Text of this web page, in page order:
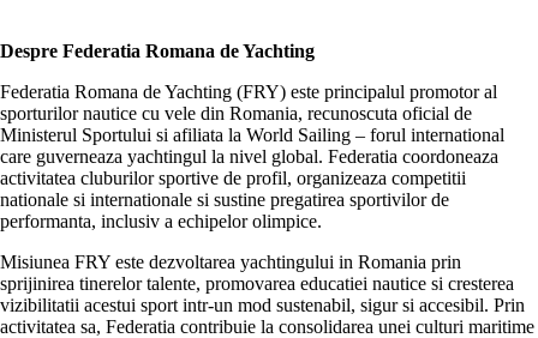
Despre Federatia Romana de Yachting
Federatia Romana de Yachting (FRY) este principalul promotor al
sporturilor nautice cu vele din Romania, recunoscuta oficial de
Ministerul Sportului si afiliata la World Sailing – forul international
care guverneaza yachtingul la nivel global. Federatia coordoneaza
activitatea cluburilor sportive de profil, organizeaza competitii
nationale si internationale si sustine pregatirea sportivilor de
performanta, inclusiv a echipelor olimpice.
Misiunea FRY este dezvoltarea yachtingului in Romania prin
sprijinirea tinerelor talente, promovarea educatiei nautice si cresterea
vizibilitatii acestui sport intr-un mod sustenabil, sigur si accesibil. Prin
activitatea sa, Federatia contribuie la consolidarea unei culturi maritime